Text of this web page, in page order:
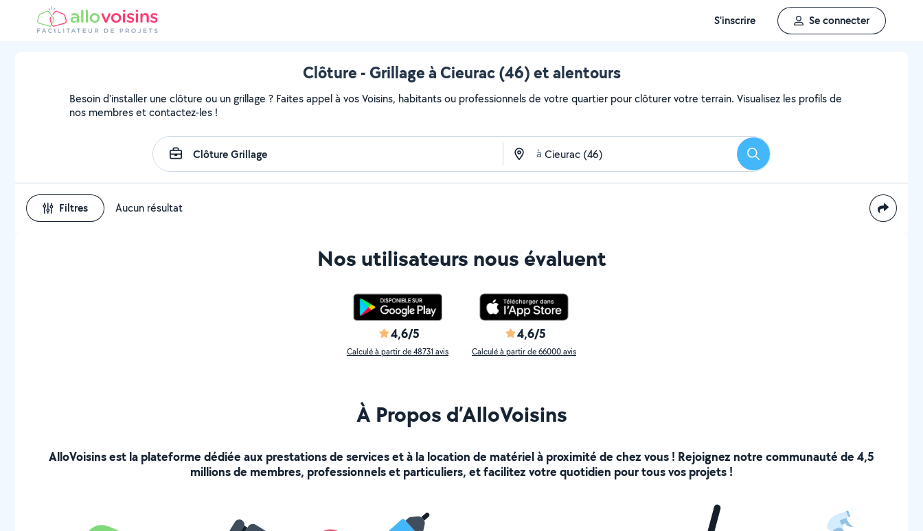
S'inscrire Se connecter
Clôture - Grillage à Cieurac (46) et alentours
Besoin d'installer une clôture ou un grillage ? Faites appel à vos Voisins, habitants ou professionnels de votre quartier pour clôturer votre terrain. Visualisez les profils de
nos membres et contactez-les !
à Rechercher
Filtres Aucun résultat
Nos utilisateurs nous évaluent
4,6/5
Calculé à partir de 48731 avis
4,6/5
Calculé à partir de 66000 avis
À Propos d’AlloVoisins
AlloVoisins est la plateforme dédiée aux prestations de services et à la location de matériel à proximité de chez vous ! Rejoignez notre communauté de 4,5
millions de membres, professionnels et particuliers, et facilitez votre quotidien pour tous vos projets !